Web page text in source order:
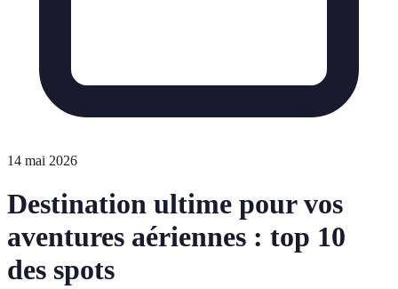
14 mai 2026
Destination ultime pour vos
aventures aériennes : top 10
des spots